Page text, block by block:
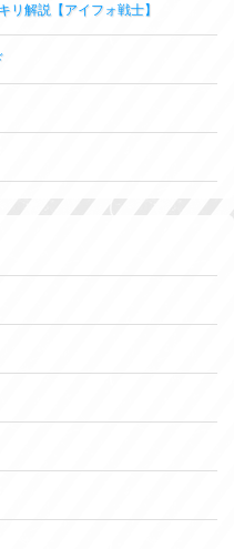
リ解説【アイフォ戦士】